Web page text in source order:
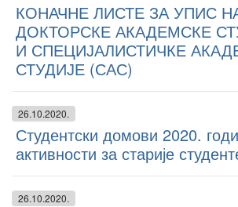
КОНАЧНЕ ЛИСТЕ ЗА УПИС
ДОКТОРСКЕ АКАДЕМСКЕ
И СПЕЦИЈАЛИСТИЧКЕ
СТУДИЈЕ (САС)
26.10.2020.
Студентски домови 2020.
активности за старије
26.10.2020.